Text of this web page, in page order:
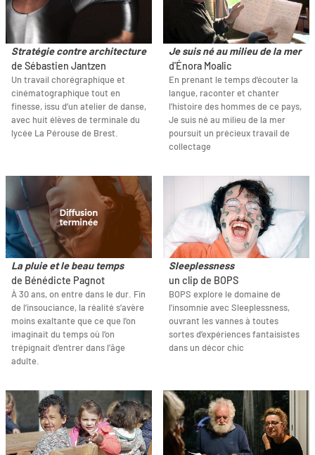
Stratégie contre architecture
de Sébastien Jantzen
Un travail chorégraphique et
cinématographique tout en
finesse, issu d’un atelier de danse,
avec huit élèves de terminale du
lycée La Pérouse de Brest.
Je suis né au milieu de la mer
d'Énora Moalic
En prenant le temps d’écouter la
langue, raconter et chanter
l’histoire des hommes de ce pays,
Je suis né au milieu de la mer
poursuit un précieux travail de
collectage
La pluie et le beau temps
de Bénédicte Pagnot
À 30 ans, on entre dans le dur. Fin
de l’insouciance, la réalité s’avère
moins exaltante que ce que l’on
imaginait du temps où l’on
trépignait d’entrer dans l’âge
adulte.
Sleeplessness
un clip de BOPS
BOPS explore le domaine de
l'insomnie avec Sleeplessness,
ouvrant les vannes à toutes
sortes d’expériences fantaisistes
dans un décor chic